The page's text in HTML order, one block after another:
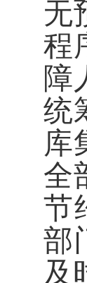
无
程
障
统
库
全
节
部
及